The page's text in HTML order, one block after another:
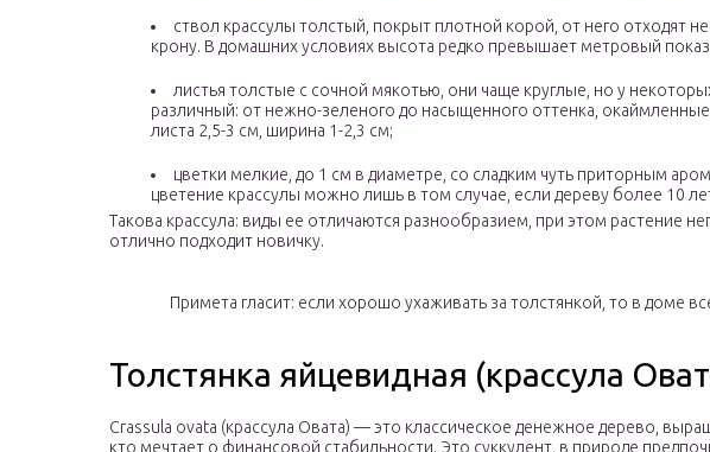
ствол крассулы толстый, покрыт плотной корой, от него отходят
крону. В домашних условиях высота редко превышает метровый
листья толстые с сочной мякотью, они чаще круглые, но у
различный: от нежно-зеленого до насыщенного оттенка,
листа 2,5-3 см, ширина 1-2,3 см;
цветки мелкие, до 1 см в диаметре, со сладким чуть приторным
цветение крассулы можно лишь в том случае, если дереву более 10
Такова крассула: виды ее отличаются разнообразием, при этом растение
отлично подходит новичку.
Примета гласит: если хорошо ухаживать за толстянкой, то в доме
Толстянка яйцевидная (крассула
Crassula ovata (крассула Овата) — это классическое денежное дерево,
кто мечтает о финансовой стабильности. Это суккулент, в природе